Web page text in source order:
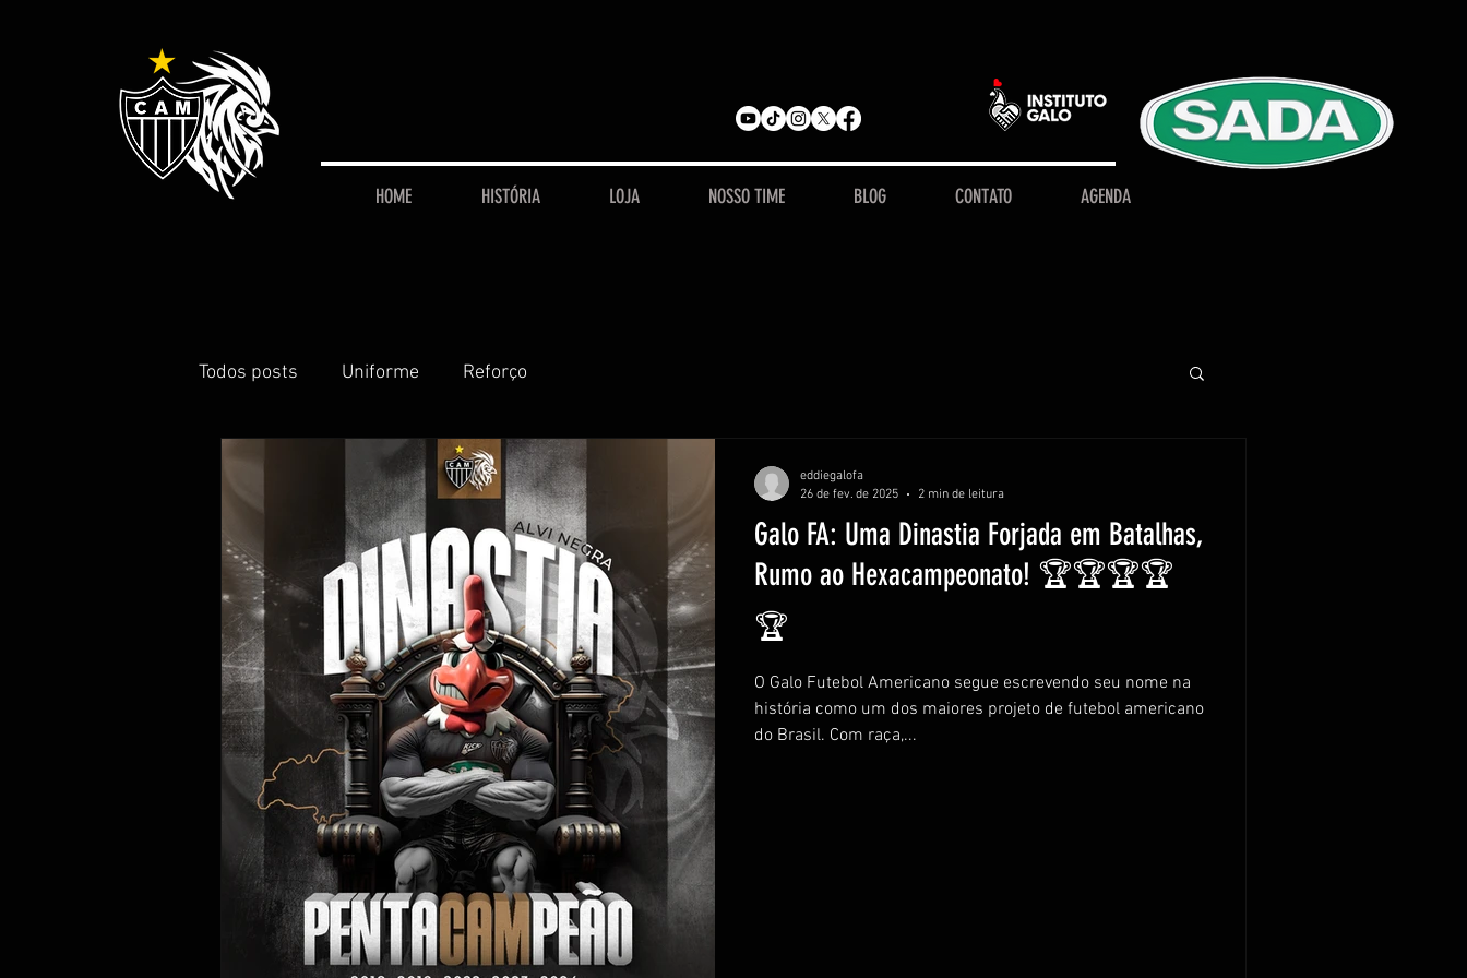
HOME HISTÓRIA LOJA NOSSO TIME BLOG CONTATO AGENDA
Todos posts Uniforme Reforço
Galo FA: Uma Dinastia Forjada em Batalhas,
Rumo ao Hexacampeonato! 🏆🏆🏆🏆
🏆
O Galo Futebol Americano segue escrevendo seu nome na
história como um dos maiores projeto de futebol americano
do Brasil. Com raça,...
eddiegalofa
26 de fev. de 2025
2 min de leitura